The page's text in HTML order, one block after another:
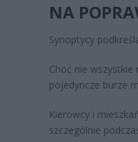
NA
Synoptycy
Choć nie
pojedyncze burze
Kierowcy i
szczególnie